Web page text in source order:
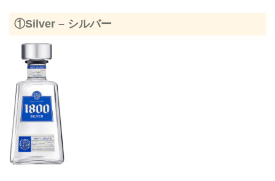
①Silver – シルバー